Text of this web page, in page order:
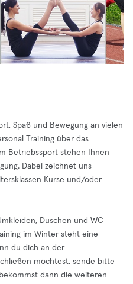
Spaß und Bewegung an vielen
Training über das
Betriebssport stehen Ihnen
Dabei zeichnet uns
Kurse und/oder
Duschen und WC
im Winter steht eine
du dich an der
möchtest, sende bitte
dann die weiteren